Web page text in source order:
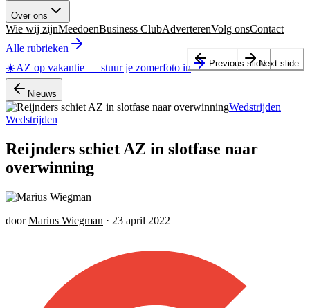
Over ons
Wie wij zijnMeedoenBusiness ClubAdverterenVolg onsContact
Alle rubrieken
☀️AZ op vakantie — stuur je zomerfoto in
Nieuws
Wedstrijden
Wedstrijden
Reijnders schiet AZ in slotfase naar
overwinning
door Marius Wiegman · 23 april 2022
Previous slideNext slide